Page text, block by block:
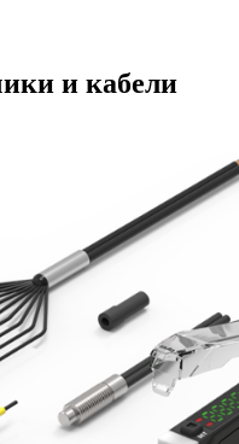
и кабели